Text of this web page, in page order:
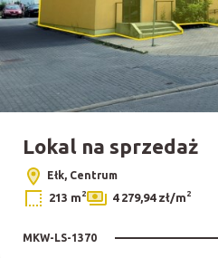
Lokal na sprzedaż
Ełk, Centrum
213 m2 4 279,94 zł/m2
MKW-LS-1370